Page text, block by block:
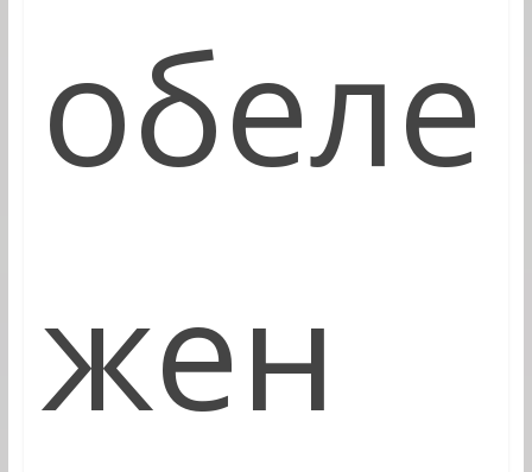
обеле
жен